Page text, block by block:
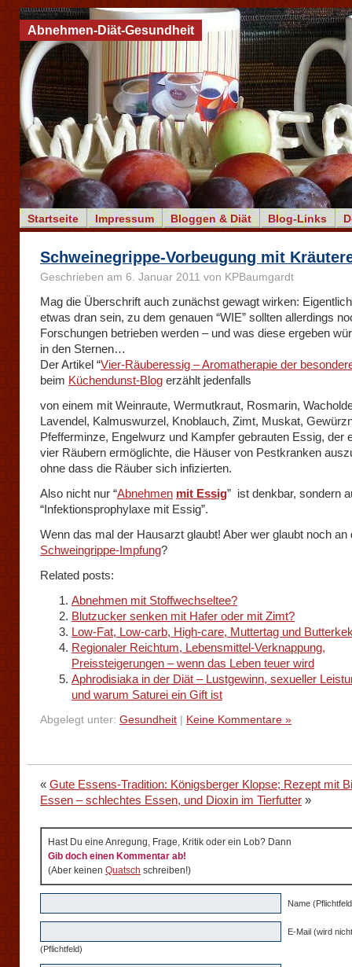
Startseite Impressum Bloggen & Diät Blog-Links
Abnehmen-Diät-Gesundheit
Schweinegrippe-Vorbeugung mit
Geschrieben am 6. Januar 2011 von KPBaumgardt
Mag die Überschrift auch zunächst gewagt wirken:
etwas dran sein, zu dem genauen “WIE” sollten allerdings
Forschungen betrieben werden – und was diese ergeben
in den Sternen…
Der Artikel “Vier-Räuberessig – Aromatherapie der
beim Küchendunst-Blog erzählt jedenfalls
von einem mit Weinraute, Wermutkraut, Rosmarin,
Lavendel, Kalmuswurzel, Knoblauch, Zimt, Muskat,
Pfefferminze, Engelwurz und Kampfer gebrauten Essig, der
vier Räubern ermöglichte, die Häuser von Pestkranken
ohne dass die Räuber sich infizierten.
Also nicht nur “Abnehmen mit Essig” ist denkbar, sondern
“Infektionsprophylaxe mit Essig”.
Wenn das mal der Hausarzt glaubt! Aber wer glaubt noch an
Schweingrippe-Impfung?
Related posts:
Abnehmen mit Stoffwechseltee?
Blutzucker senken mit Hafer oder mit Zimt?
Low-Fat, Low-carb, High-care, Muttertag und
Regionaler Reichtum, Lebensmittel-Verknappung,
Preissteigerungen – wenn das Leben teuer wird
Aphrodisiaka in der Diät – Lustgewinn, sexueller
und warum Saturei ein Gift ist
Abgelegt unter: Gesundheit Keine Kommentare »
« Gute Essens-Tradition: Königsberger Klopse; Rezept mit
Essen – schlechtes Essen, und Dioxin im Tierfutter »
Hast Du eine Anregung, Frage, Kritik oder ein Lob? Dann
Gib doch einen Kommentar ab!
(Aber keinen Quatsch schreiben!)
Name
E-Mail (wird
(Pflichtfeld)